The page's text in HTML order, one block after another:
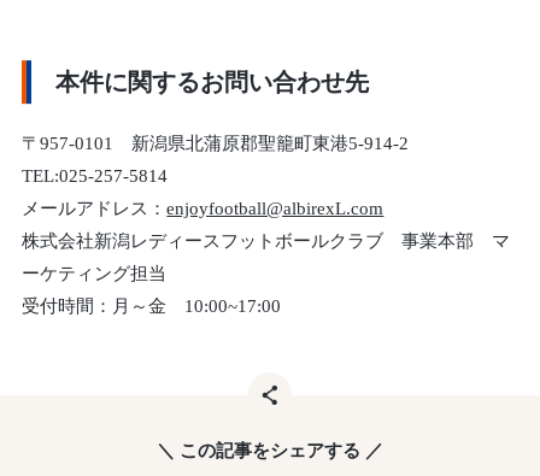
本件に関するお問い合わせ先
〒957-0101 新潟県北蒲原郡聖籠町東港5-914-2
TEL:025-257-5814
メールアドレス：enjoyfootball@albirexL.com
株式会社新潟レディースフットボールクラブ 事業本部 マ
ーケティング担当
受付時間：月～金 10:00~17:00
＼ この記事をシェアする ／